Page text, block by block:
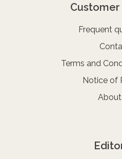
Frequent
Terms and
Notice of